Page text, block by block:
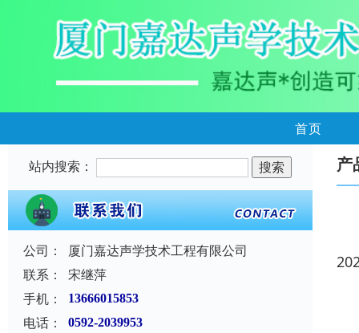
首页
站内搜索：
公司：
厦门嘉达声学技术工程有限公司
联系：
宋继萍
手机：
13666015853
电话： 0592-2039953
产